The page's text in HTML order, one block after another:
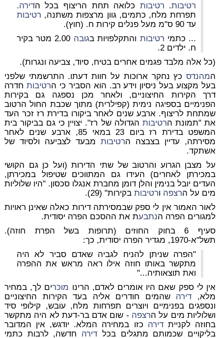
רטיבות. רטיבות כלואה תחת הריצוף בכל הדירה.
תפרחת מלח, כתמים, גוון מרצפות משתנה, רטיבות
עד 90 ס"מ מעל פנלים קירות ח. (חוץ).
... כתמי רטיבות והתקלפויות בגובה
2.00 מטר בקיר
ח. ילדים 2.
(כל אלה מלבד פגמים אחרים בטיח, סיוד, צביעה ונגרות).
המהנדסכץ נחקר ארוכות על חוות דעתו. התרשמתי שלפני
בעל מקצוע בעל ניסיון וידע רב. הוא הסביר כי הרטיבות חדרה
דרך הקירות החיצוניים, ולאחר מכן נספגה גם בקירות
הפנימיים בספיגה נימית (קפילרית) מתוך שכבת החול הרטוב
שמתחת לריצוף. ארבע שנים לאחר ביקורו בדירת רז זכר העד
את "תמונת הרטיבות הגדולה של רז". יצויין כי גם בביקור בית
המשפט בדירת רז ביום 23 במאי 85, ארבע שנים לאחר
מסירתה, עדיין בצבצה הרטיבות מבעד לצביעה ולסיוד של
אשתקד.
על מצבן הגרוע והרטוב של שתי הדירות (ועל כן גם הקושי
במכירתן לאחרים) העידו גם המתווכים שטיפול במכירתן,
העדים יובל בנימין והלן דומן מחברת אנגלו סכסון. "היו שלוליות
מים על הרצפה ורטיבותבקירות" (29).
לאור האמור אין לי ספק שבמסירתה דירות כאלה שאינן ראויות
למגורים הפרה הנתבעת את ההסכם הפרה יסודית.
סעיף 6 בחוק החוזים (תרופות בשל הפרת חוזה).
תשל"א-1970, מגדיר הפרה יסודית, כך:
"הפרה שניתן להניח לגביה שאדם סביר לא היה
מתקשר באותו חוזה אילו ראה מראש את ההפרה
ואת תוצאותיה..."
אין לי ספק שאם היו אומרים לאדם, הרינו מוכרים לך, במחיר
מלא, דירה שהמים חודרים אליה בעד הקירות החיצוניים
ונספגים בפנימיים ויוצרים תפרחות מלח, עובש, קילופי סיד
ושלוליות מים על הרצפה - שום אדם בר-דעת לא היה מתקשר
בחוזה לקנייתדירה כזו במחירה המלא. יודגש, אין המדובר
בליקויים שכמותם מתגלים בכל דירה חדשה, לרבות כתמי